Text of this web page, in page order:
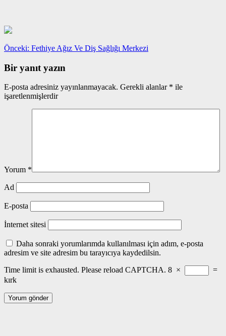
Yazı
gezinmesi
Önceki: Önceki
Fethiye Ağız Ve Diş Sağlığı Merkezi
Bir yanıt yazın
E-posta adresiniz yayınlanmayacak. Gerekli alanlar * ile
işaretlenmişlerdir
Yorum *
Ad
E-posta
İnternet sitesi
Daha sonraki yorumlarımda kullanılması için adım, e-posta
adresim ve site adresim bu tarayıcıya kaydedilsin.
Time limit is exhausted. Please reload CAPTCHA. 8 ×
=
kırk